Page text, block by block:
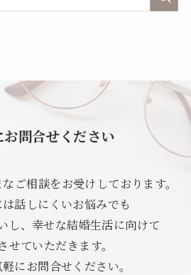
問合せください
ご相談をお受けしております。
話しにくいお悩みでも
し、幸せな結婚生活に向けて
せていただきます。
にお問合せください。